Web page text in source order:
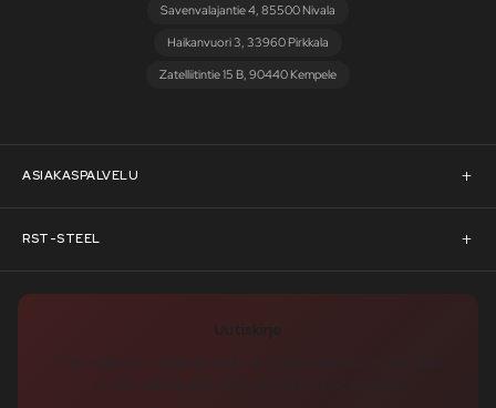
Savenvalajantie 4, 85500 Nivala
Haikanvuori 3, 33960 Pirkkala
Zatelliitintie 15 B, 90440 Kempele
ASIAKASPALVELU
Asiakaspalvelu
Pyydä tarjous
RST-STEEL
RST-Steelin tarina
Uutiskirje